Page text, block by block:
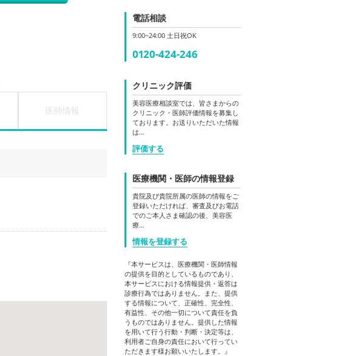
医師情報
電話相談
9:00~24:00 土日祝OK
0120-424-246
クリニック評価
美容医療相談室では、皆さまからの
クリニック・医師評価情報を募集し
ております。お送りいただいた情報
は…
評価する
医療機関・医師の情報登録
貴院及び貴院所属の医師の情報をご
登録いただければ、審査及びお電話
でのご本人さま確認の後、美容医
療…
情報を登録する
『本サービスは、医療機関・医師情報
の提供を目的としているものであり、
本サービスにおける情報提供・返答は
診療行為ではありません。また、提供
する情報について、正確性、完全性、
有益性、その他一切について責任を負
うものではありません。提供した情報
を用いて行う行動・判断・決定等は、
利用者ご自身の責任において行ってい
ただきます様お願いいたします。』